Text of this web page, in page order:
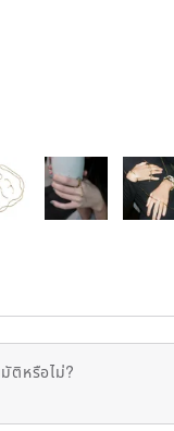
ติหรือไม่?